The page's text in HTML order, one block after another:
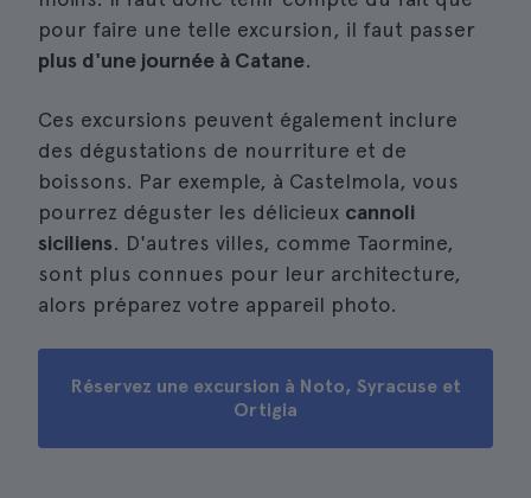
pour faire une telle excursion, il faut passer
plus d'une journée à Catane.
Ces excursions peuvent également inclure
des dégustations de nourriture et de
boissons. Par exemple, à Castelmola, vous
pourrez déguster les délicieux cannoli
siciliens. D'autres villes, comme Taormine,
sont plus connues pour leur architecture,
alors préparez votre appareil photo.
Réservez une excursion à Noto, Syracuse et
Ortigia